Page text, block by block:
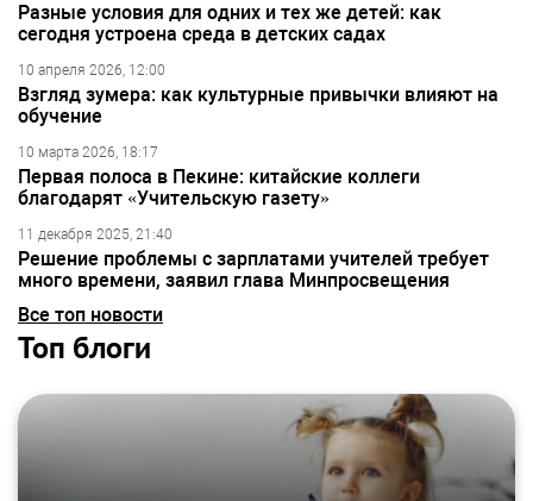
Разные условия для одних и тех же детей: как
сегодня устроена среда в детских садах
10 апреля 2026, 12:00
Взгляд зумера: как культурные привычки влияют на
обучение
10 марта 2026, 18:17
Первая полоса в Пекине: китайские коллеги
благодарят «Учительскую газету»
11 декабря 2025, 21:40
Решение проблемы с зарплатами учителей требует
много времени, заявил глава Минпросвещения
Все топ новости
Топ блоги